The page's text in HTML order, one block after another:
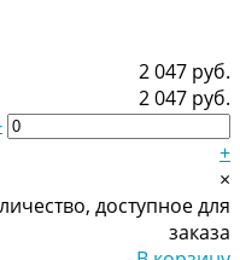
2 047 руб.
2 047 руб.
+
×
доступное для
заказа